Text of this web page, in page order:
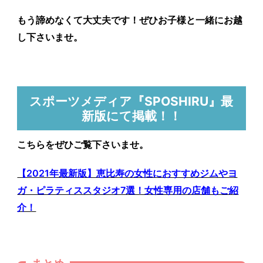
もう諦めなくて大丈夫です！ぜひお子様と一緒にお越
し下さいませ。
スポーツメディア『SPOSHIRU』最
新版にて掲載！！
こちらをぜひご覧下さいませ。
【2021年最新版】恵比寿の女性におすすめジムやヨ
ガ・ピラティススタジオ7選！女性専用の店舗もご紹
介！